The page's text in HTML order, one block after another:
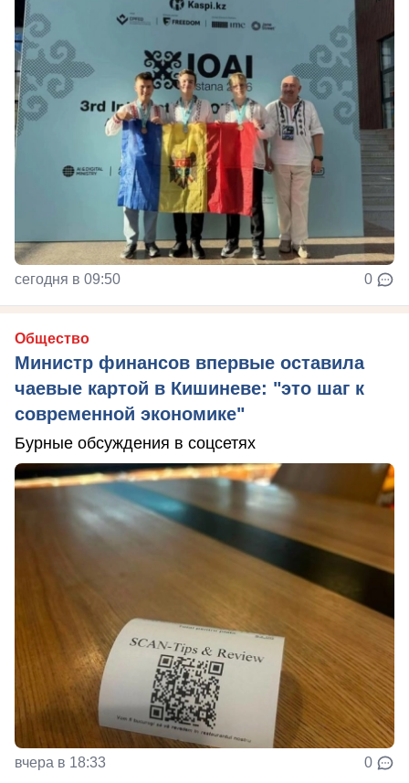
сегодня в 09:50 0
Общество
Министр финансов впервые оставила
чаевые картой в Кишиневе: "это шаг к
современной экономике"
Бурные обсуждения в соцсетях
вчера в 18:33 0